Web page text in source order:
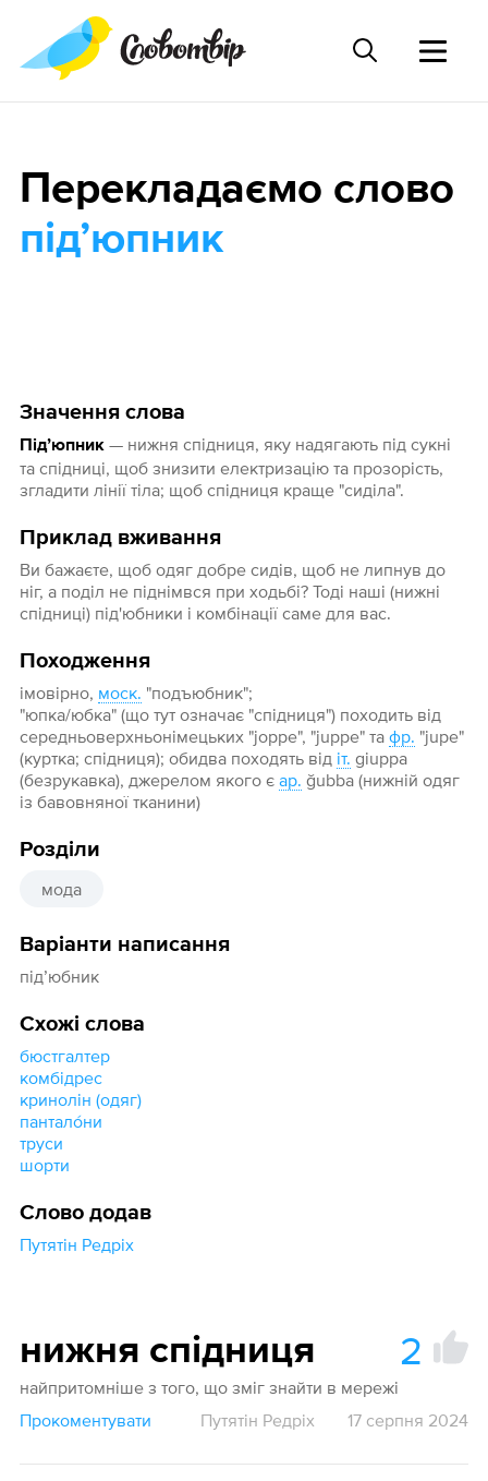
Значення слова
Підʼюпник— нижня спідниця, яку надягають під сукні
та спідниці, щоб знизити електризацію та прозорість,
згладити лінії тіла; щоб спідниця краще "сиділа".
Приклад вживання
Ви бажаєте, щоб одяг добре сидів, щоб не липнув до
ніг, а поділ не піднімвся при ходьбі? Тоді наші (нижні
спідниці) під'юбники і комбінації саме для вас.
Походження
імовірно, моск. "подъюбник";
"юпка/юбка" (що тут означає "спідниця") походить від
середньоверхньонімецьких "joppe", "juppe" та фр. "jupe"
(куртка; спідниця); обидва походять від іт. giuppa
(безрукавка), джерелом якого є ар. ğubba (нижній одяг
із бавовняної тканини)
Розділи
мода
Варіанти написання
підʼюбник
Схожі слова
бюстгалтер
комбідрес
кринолін (одяг)
пантало́ни
труси
шорти
Слово додав
Путятін Редріх
Перекладаємо слово
підʼюпник
нижня спідниця 2
найпритомніше з того, що зміг знайти в мережі
Прокоментувати
Путятін Редріх 17 серпня 2024